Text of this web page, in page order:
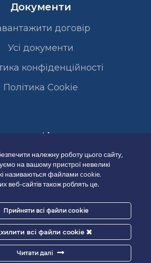
Документи
договір
Усі документи
конфіденційності
Полiтика Cookie
Сертифікати
належну роботу цього сайту,
на вашому пристрої невеликі
називаються файлами cookie.
веб-сайтів також роблять це.
Прийняти всі файли cookie
всі файли cookie
Читати далі